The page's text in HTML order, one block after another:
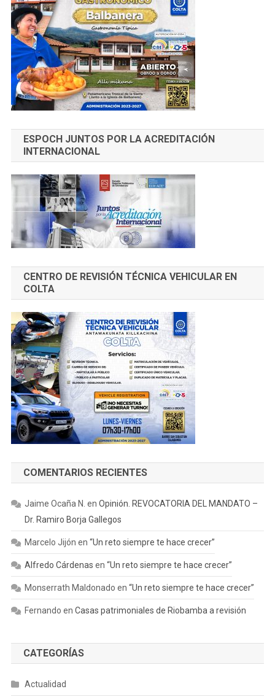
ESPOCH JUNTOS POR LA ACREDITACIÓN
INTERNACIONAL
CENTRO DE REVISIÓN TÉCNICA VEHICULAR EN
COLTA
COMENTARIOS RECIENTES
Jaime Ocaña N. en Opinión. REVOCATORIA DEL MANDATO –
Dr. Ramiro Borja Gallegos
Marcelo Jijón en “Un reto siempre te hace crecer”
Alfredo Cárdenas en “Un reto siempre te hace crecer”
Monserrath Maldonado en “Un reto siempre te hace crecer”
Fernando en Casas patrimoniales de Riobamba a revisión
CATEGORÍAS
Actualidad